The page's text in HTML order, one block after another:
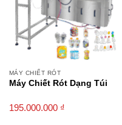
MÁY CHIẾT RÓT
Máy Chiết Rót Dạng Túi
195.000.000 ₫